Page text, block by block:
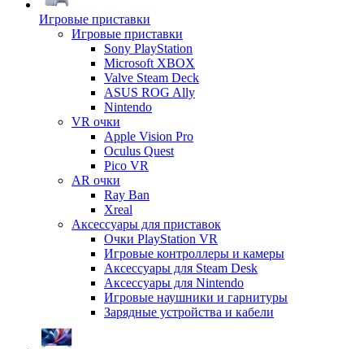
Игровые приставки
Игровые приставки
Sony PlayStation
Microsoft XBOX
Valve Steam Deck
ASUS ROG Ally
Nintendo
VR очки
Apple Vision Pro
Oculus Quest
Pico VR
AR очки
Ray Ban
Xreal
Аксессуары для приставок
Очки PlayStation VR
Игровые контроллеры и камеры
Аксессуары для Steam Desk
Аксессуары для Nintendo
Игровые наушники и гарнитуры
Зарядные устройства и кабели